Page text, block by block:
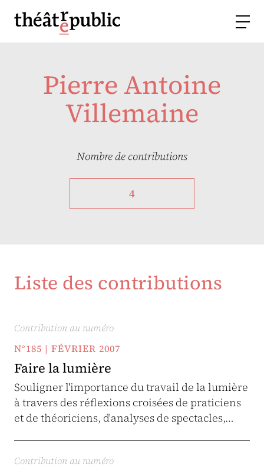
Pierre Antoine
Villemaine
Nombre de contributions
4
Liste des contributions
Contribution au numéro
N°185 | FÉVRIER 2007
Faire la lumière
Souligner l'importance du travail de la lumière
à travers des réflexions croisées de praticiens
et de théoriciens, d'analyses de spectacles,…
Contribution au numéro